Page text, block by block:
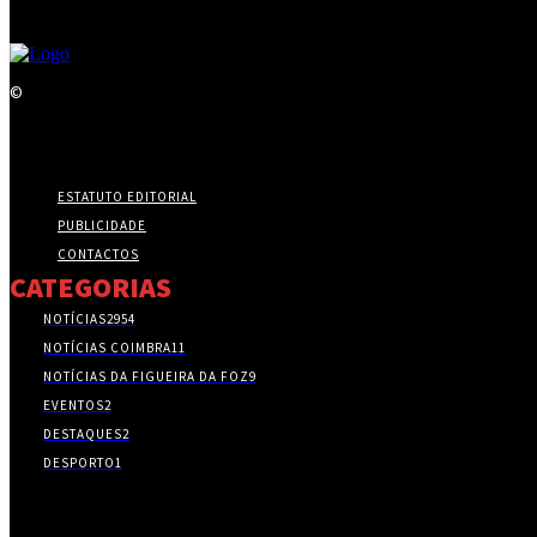
©
ESTATUTO EDITORIAL
PUBLICIDADE
CONTACTOS
CATEGORIAS
NOTÍCIAS2954
NOTÍCIAS COIMBRA11
NOTÍCIAS DA FIGUEIRA DA FOZ9
EVENTOS2
DESTAQUES2
DESPORTO1